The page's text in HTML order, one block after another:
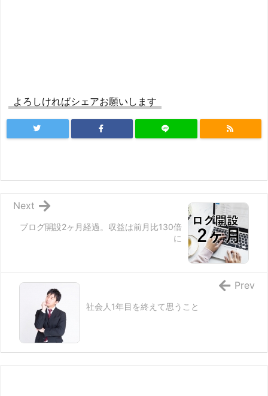
よろしければシェアお願いします
ブログ開設2ヶ月経過。収益は前月比130倍
に
Next
社会人1年目を終えて思うこと
Prev